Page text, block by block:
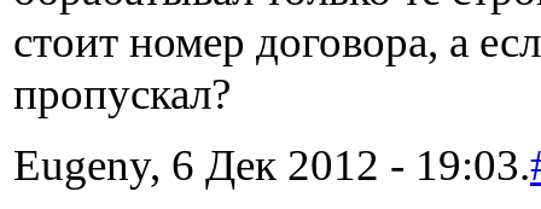
стоит номер договора, а
пропускал?
Eugeny, 6 Дек 2012 - 19:03.